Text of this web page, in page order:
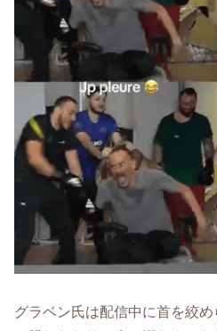
グラベン氏は配信中に首を絞